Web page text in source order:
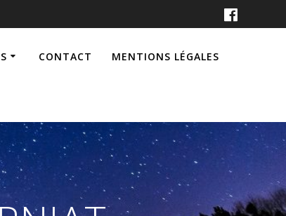
CONTACT MENTIONS LÉGALES